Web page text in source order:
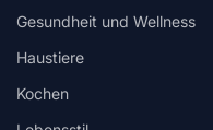
Gesundheit und Wellness
Haustiere
Kochen